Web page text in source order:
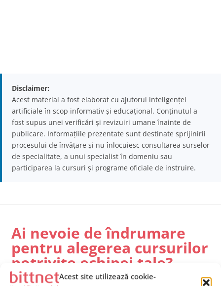
Acest site utilizează cookie-
Disclaimer:
Acest material a fost elaborat cu ajutorul inteligenței
artificiale în scop informativ și educațional. Conținutul a
fost supus unei verificări și revizuiri umane înainte de
publicare. Informațiile prezentate sunt destinate sprijinirii
procesului de învățare și nu înlocuiesc consultarea surselor
de specialitate, a unui specialist în domeniu sau
participarea la cursuri și programe oficiale de instruire.
Ai nevoie de îndrumare
pentru alegerea cursurilor
potrivite echipei tale?
Contactează-neși solicită mai multe informații, iar unul